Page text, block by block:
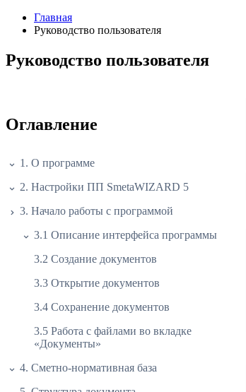
Главная
Руководство пользователя
Руководство пользователя
Оглавление
1. О программе
2. Настройки ПП SmetaWIZARD 5
3. Начало работы с программой
3.1 Описание интерфейса программы
3.2 Создание документов
3.3 Открытие документов
3.4 Сохранение документов
3.5 Работа с файлами во вкладке
«Документы»
4. Сметно-нормативная база